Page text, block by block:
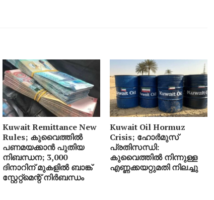
Kuwait Remittance New
Rules; കുവൈത്തിൽ
പണമയക്കാൻ പുതിയ
നിബന്ധന; 3,000
ദിനാറിന് മുകളിൽ ബാങ്ക്
സ്റ്റേറ്റ്‌മെന്റ് നിർബന്ധം
Kuwait Oil Hormuz
Crisis; ഹോർമുസ്
പ്രതിസന്ധി:
കുവൈത്തിൽ നിന്നുള്ള
എണ്ണക്കയറ്റുമതി നിലച്ചു